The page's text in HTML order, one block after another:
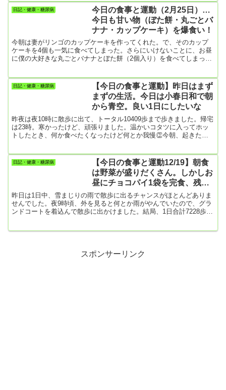
ト・甘納豆【夕食】・鶏の照り焼き、キ
ャベツ・大根と白みそ・赤かぶの味噌
汁・ポテトサラダ・炊き込みご飯…炊き
込みご飯大好きな僕。お代わりをしてし
まったよ。【今日の運動】・散歩
10276・花壇の草取り腱板断裂・50肩、
膝の変形性膝関節症で4カ月ほど苦しんで
きたけど、だいぶ良くなってきて今日は
日記・健康・糖尿病
今日の食事と運動（2月25日）…
今日も甘い物（ぼた餅・丸ごとバ
ナナ・カップケーキ）を爆食い！
今朝は妻がリンゴのカップケーキを作ってくれた。で、そのカップ
ケーキを4個も一気に食べてしまった。さらにいけないことに、お昼
に僕の大好きな丸ごとバナナとぼた餅（2個入り）を食べてしまった
ので、自分への「褒美」「ご苦労様」みたいな意味合いで、甘い物
を食べる自分を許した。今朝は妻もそんな気持ちでカップケーキを
作ってくれたんじゃないかな。この仕事で月当たり、10万円から多
日記・健康・糖尿病
【今日の食事と運動】昨日はまず
まずの生活。今日は小春日和で朝
から青空。良い1日にしたいな
昨夜は夜10時に散歩に出て、トータル10409歩まで歩きました。帰宅
は23時。寒かったけど、頑張りました。温かいコタツに入ってホッ
トしたとき、何か食べたくなったけど何とか我慢👏今朝、起きたと
散歩に出るかな😀【朝食】・目玉焼き・はんぺん・スパゲッティ
（少しだけ）・玉ねぎとソーセージの炒め物・野菜（キャベツ、ブ
ロッコリー）・お菓子（小さなチョコパイ2個）【昼食】無し【夕
日記・健康・糖尿病
【今日の食事と運動12/19】朝食
は野菜が盛りだくさん。しかしお
昼にチョコパイ1袋を完食、残
念！
昨日は1日中、雪まじりの雨で散歩に出るチャンスがほとんどありま
せんでした。夜9時頃、外を見ると何とか雨がやんでいたので、グラ
ンドコートを着込んで散歩に出かけました。結局、1日合計7228歩。
ます。一方、僕が買い込んでくる朝食は菓子パンや丸ごとバナナな
スポンサーリンク